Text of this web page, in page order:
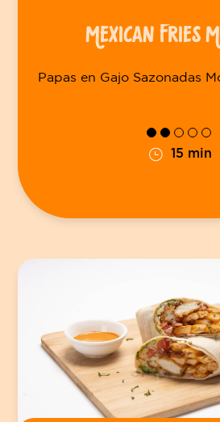
MEXICAN FRIES
15 min